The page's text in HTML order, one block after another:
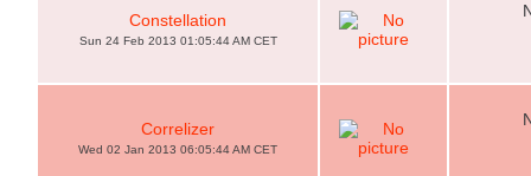
Constellation
Sun 24 Feb 2013 01:05:44 AM CET
Correlizer
Wed 02 Jan 2013 06:05:44 AM CET